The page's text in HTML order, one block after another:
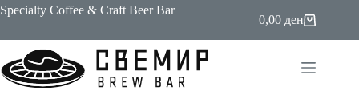
Skip
to
Specialty Coffee & Craft Beer Bar
Shopping
cart
0,00 ден